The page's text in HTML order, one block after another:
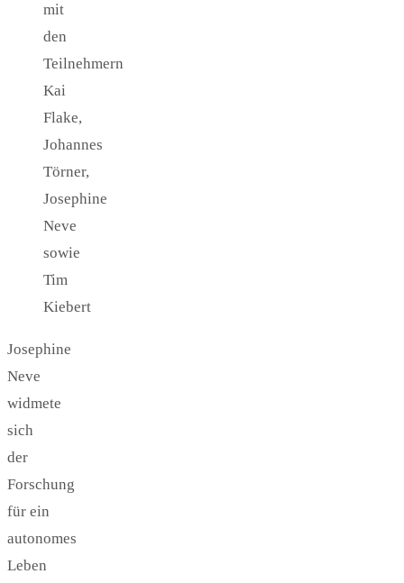
mit
den
Teilnehmern
Kai
Flake,
Johannes
Törner,
Josephine
Neve
sowie
Tim
Kiebert
Josephine
Neve
widmete
sich
der
Forschung
für ein
autonomes
Leben